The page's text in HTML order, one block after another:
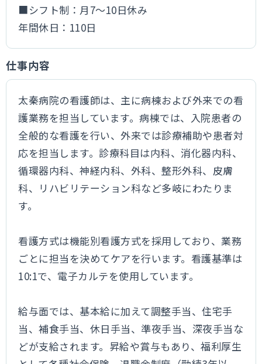
■シフト制：月7～10日休み
年間休日：110日
仕事内容
太秦病院の看護師は、主に病棟および外来での看
護業務を担当しています。病棟では、入院患者の
全般的な看護を行い、外来では診療補助や患者対
応を担当します。診療科目は内科、消化器内科、
循環器内科、神経内科、外科、整形外科、皮膚
科、リハビリテーション科など多岐にわたりま
す。
看護方式は機能別看護方式を採用しており、業務
ごとに担当を決めてケアを行います。看護基準は
10:1で、電子カルテを使用しています。
給与面では、基本給に加えて調整手当、住宅手
当、補食手当、休日手当、準夜手当、深夜手当な
どが支給されます。昇給や賞与もあり、福利厚生